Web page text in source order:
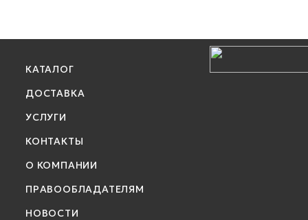
КАТАЛОГ
ДОСТАВКА
УСЛУГИ
КОНТАКТЫ
О КОМПАНИИ
ПРАВООБЛАДАТЕЛЯМ
НОВОСТИ